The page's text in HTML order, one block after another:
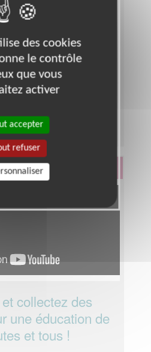
jeune
en Ile-de-
Parrainages
:2 heures par semaine
collectez des
une éducation de
et tous !
des cookies
le contrôle
que vous
activer
accepter
refuser